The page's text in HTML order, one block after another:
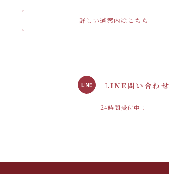
詳しい道案内はこちら
LINE問い合わせ
24時間受付中！